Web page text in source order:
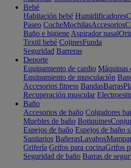
Bebé
Habitación bebé Humidificadores
Paseo CocheMochilasAccesorios
Baño e higiene Aspirador nasal
Textil bebé CojinesFunda
Seguridad Barreras
Deporte
Equipamiento de cardio Máquinas
Equipamiento de musculación
Accesorios fitness BandasBarras
Recuperación muscular
Baño
Accesorios de baño Colgadores
Muebles de baño Botiquines
Espejos de baño Espejos de baño
Sanitarios BañerasLavabos
Grifería Grifos para cocinaGrifos
Seguridad de baño Barras de